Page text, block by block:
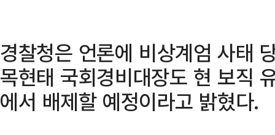
경찰청은 언론에 비상계엄 사태
목현태 국회경비대장도 현 보직
에서 배제할 예정이라고 밝혔다.